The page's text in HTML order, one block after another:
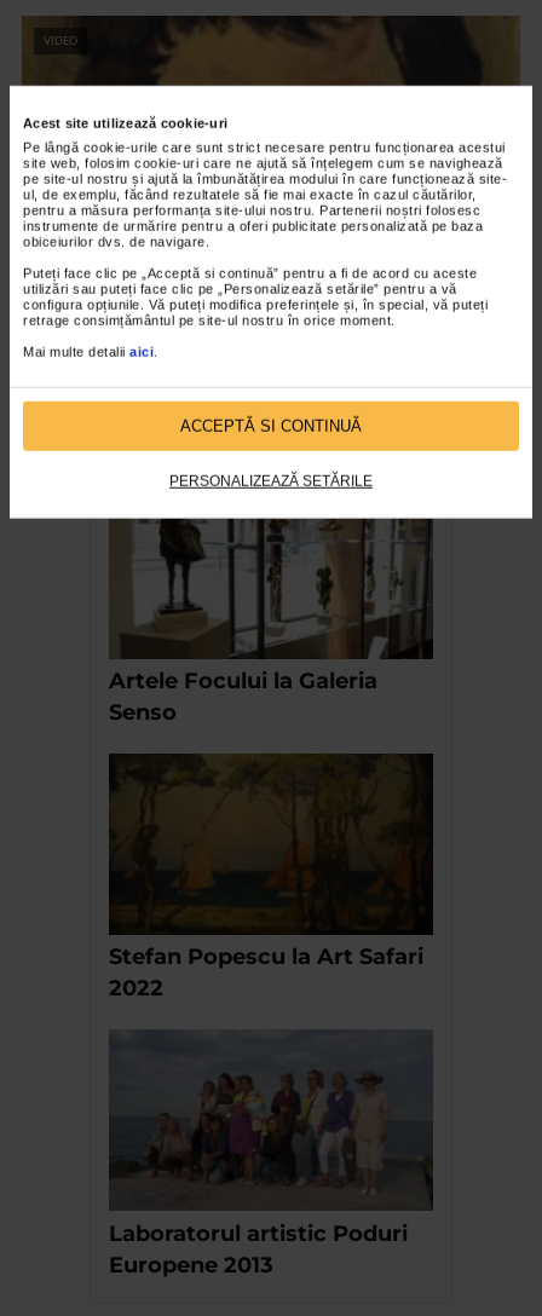
Acest site utilizează cookie-uri
Pe lângă cookie-urile care sunt strict necesare pentru funcționarea acestui
site web, folosim cookie-uri care ne ajută să înțelegem cum se navighează
pe site-ul nostru și ajută la îmbunătățirea modului în care funcționează site-
ul, de exemplu, făcând rezultatele să fie mai exacte în cazul căutărilor,
pentru a măsura performanța site-ului nostru. Partenerii noștri folosesc
instrumente de urmărire pentru a oferi publicitate personalizată pe baza
obiceiurilor dvs. de navigare.
Puteți face clic pe „Acceptă si continuă” pentru a fi de acord cu aceste
utilizări sau puteți face clic pe „Personalizează setările” pentru a vă
configura opțiunile. Vă puteți modifica preferințele și, în special, vă puteți
retrage consimțământul pe site-ul nostru în orice moment.
Mai multe detalii aici.
ACCEPTĂ SI CONTINUĂ
PERSONALIZEAZĂ SETĂRILE
VIDEO
CLIPA DE ARTA
Nicolae Tonitza – Pictor al copiilor
163 vizualizari
RECOMANDĂRI
Artele Focului la Galeria
Senso
Stefan Popescu la Art Safari
2022
Laboratorul artistic Poduri
Europene 2013